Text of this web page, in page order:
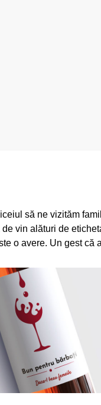
să ne vizităm
de vin alături de
o avere. Un gest că